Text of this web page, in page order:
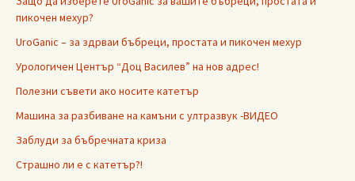
пикочен мехур?
UroGanic – за здрваи бъбреци, простата и пикочен мехур
Урологичен Център “Доц Василев” на нов адрес!
Полезни съвети ако носите катетър
Машина за разбиване на камъни с ултразвук -ВИДЕО
Заблуди за бъбречната криза
Страшно ли е с катетър?!